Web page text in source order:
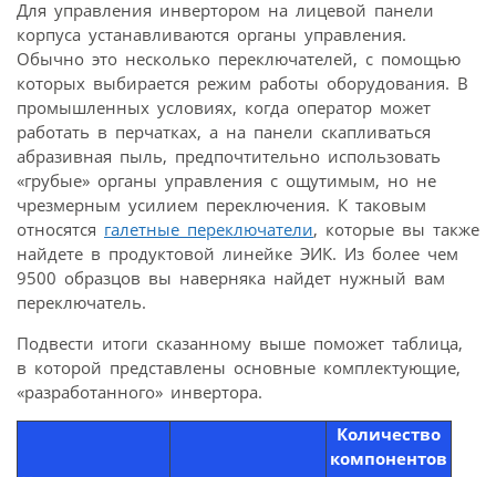
Для управления инвертором на лицевой панели
корпуса устанавливаются органы управления.
Обычно это несколько переключателей, с помощью
которых выбирается режим работы оборудования. В
промышленных условиях, когда оператор может
работать в перчатках, а на панели скапливаться
абразивная пыль, предпочтительно использовать
«грубые» органы управления с ощутимым, но не
чрезмерным усилием переключения. К таковым
относятся галетные переключатели, которые вы также
найдете в продуктовой линейке ЭИК. Из более чем
9500 образцов вы наверняка найдет нужный вам
переключатель.
Подвести итоги сказанному выше поможет таблица,
в которой представлены основные комплектующие,
«разработанного» инвертора.
Количество
компонентов